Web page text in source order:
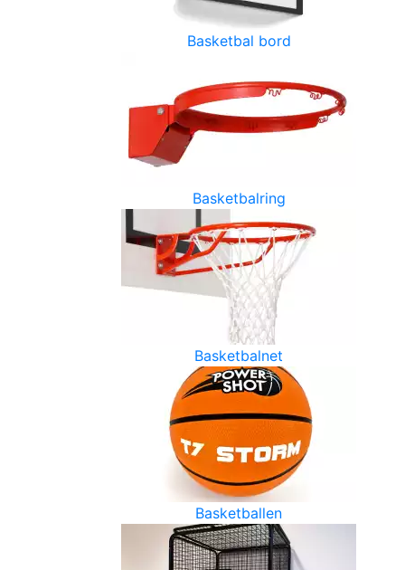
Basketbal bord
Basketbalring
Basketbalnet
Basketballen